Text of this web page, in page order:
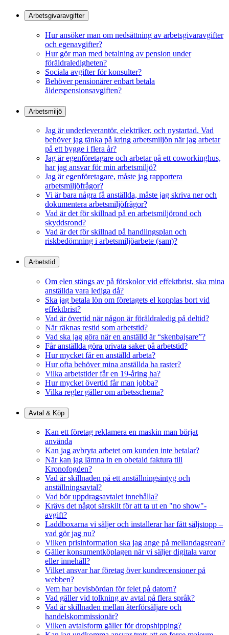
Arbetsgivaravgifter
Hur ansöker man om nedsättning av arbetsgivaravgifter
och egenavgifter?
Hur gör man med betalning av pension under
föräldraledigheten?
Sociala avgifter för konsulter?
Behöver pensionärer enbart betala
ålderspensionsavgiften?
Arbetsmiljö
Jag är underleverantör, elektriker, och nystartad. Vad
behöver jag tänka på kring arbetsmiljön när jag arbetar
på ett bygge i flera år?
Jag är egenföretagare och arbetar på ett coworkinghus,
har jag ansvar för min arbetsmiljö?
Jag är egenföretagare, måste jag rapportera
arbetsmiljöfrågor?
Vi är bara några få anställda, måste jag skriva ner och
dokumentera arbetsmiljöfrågor?
Vad är det för skillnad på en arbetsmiljörond och
skyddsrond?
Vad är det för skillnad på handlingsplan och
riskbedömning i arbetsmiljöarbete (sam)?
Arbetstid
Om elen stängs av på förskolor vid effektbrist, ska mina
anställda vara lediga då?
Ska jag betala lön om företagets el kopplas bort vid
effektbrist?
Vad är övertid när någon är föräldraledig på deltid?
När räknas restid som arbetstid?
Vad ska jag göra när en anställd är “skenbajsare”?
Får anställda göra privata saker på arbetstid?
Hur mycket får en anställd arbeta?
Hur ofta behöver mina anställda ha raster?
Vilka arbetstider får en 19-åring ha?
Hur mycket övertid får man jobba?
Vilka regler gäller om arbetsschema?
Avtal & Köp
Kan ett företag reklamera en maskin man börjat
använda
Kan jag avbryta arbetet om kunden inte betalar?
När kan jag lämna in en obetald faktura till
Kronofogden?
Vad är skillnaden på ett anställningsintyg och
anställningsavtal?
Vad bör uppdragsavtalet innehålla?
Krävs det något särskilt för att ta ut en "no show"-
avgift?
Laddboxarna vi säljer och installerar har fått säljstopp –
vad gör jag nu?
Vilken prisinformation ska jag ange på mellandagsrean?
Gäller konsumentköplagen när vi säljer digitala varor
eller innehåll?
Vilket ansvar har företag över kundrecensioner på
webben?
Vem har bevisbördan för felet på datorn?
Vad gäller vid tolkning av avtal på flera språk?
Vad är skillnaden mellan återförsäljare och
handelskommissionär?
Vilken avtalsform gäller för dropshipping?